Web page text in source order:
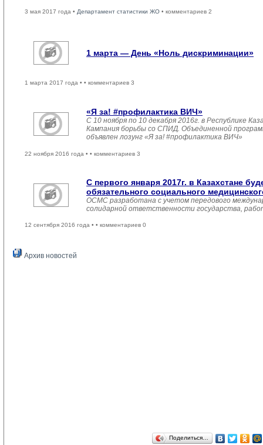
3 мая 2017 года • Департамент статистики ЖО • комментариев 2
1 марта — День «Ноль дискриминации»
1 марта 2017 года • • комментариев 3
«Я за! #профилактика ВИЧ»
С 10 ноября по 10 декабря 2016г. в Республике
Кампания борьбы со СПИД. Объединенной
объявлен лозунг «Я за! #профилактика ВИЧ»
22 ноября 2016 года • • комментариев 3
С первого января 2017г. в Казахстане
обязательного социального
ОСМС разработана с учетом передового
солидарной ответственности государства,
12 сентября 2016 года • • комментариев 0
Архив новостей
Поделиться…